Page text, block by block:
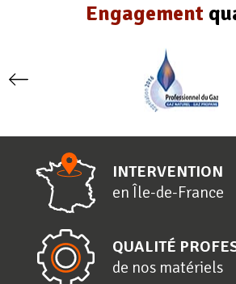
Engagement
INTERVENTION
en Île-de-France
QUALITÉ
de nos matériels